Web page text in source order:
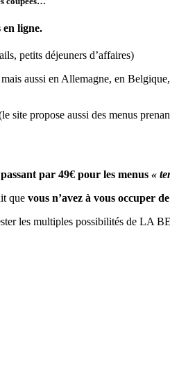
en ligne.
petits déjeuners d’affaires)
aussi en Allemagne, en
site propose aussi des menus
par 49€ pour les menus «
que vous n’avez à vous occuper
les multiples possibilités de LA